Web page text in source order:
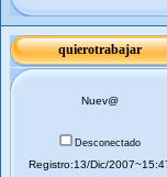
quierotrabajar
Nuev@
Desconectado
Registro:13/Dic/